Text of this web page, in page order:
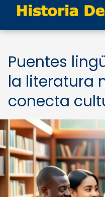
Puentes
la literatura
conecta